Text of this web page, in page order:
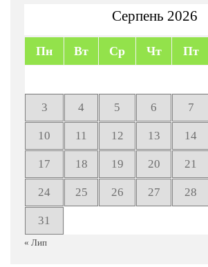
Серпень 2026
Пн Вт Ср Чт Пт
3 4 5 6 7
10 11 12 13 14
17 18 19 20 21
24 25 26 27 28
31
« Лип